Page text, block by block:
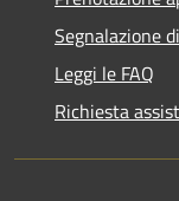
Segnalazione
Leggi le FAQ
Richiesta